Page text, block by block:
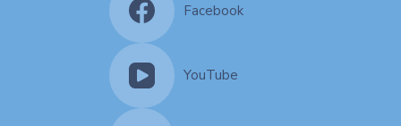
Facebook
YouTube